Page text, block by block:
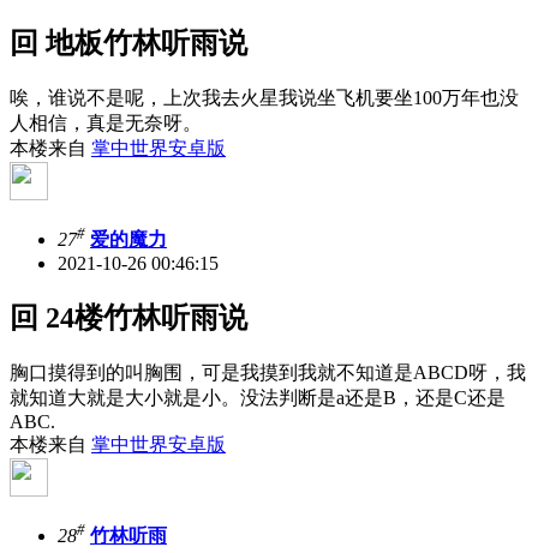
回 地板竹林听雨说
唉，谁说不是呢，上次我去火星我说坐飞机要坐100万年也没
人相信，真是无奈呀。
本楼来自 掌中世界安卓版
27# 爱的魔力
2021-10-26 00:46:15
回 24楼竹林听雨说
胸口摸得到的叫胸围，可是我摸到我就不知道是ABCD呀，我
就知道大就是大小就是小。没法判断是a还是B，还是C还是
ABC.
本楼来自 掌中世界安卓版
28# 竹林听雨